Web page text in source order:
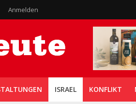
Anmelden
ISRAEL KONFLIKT